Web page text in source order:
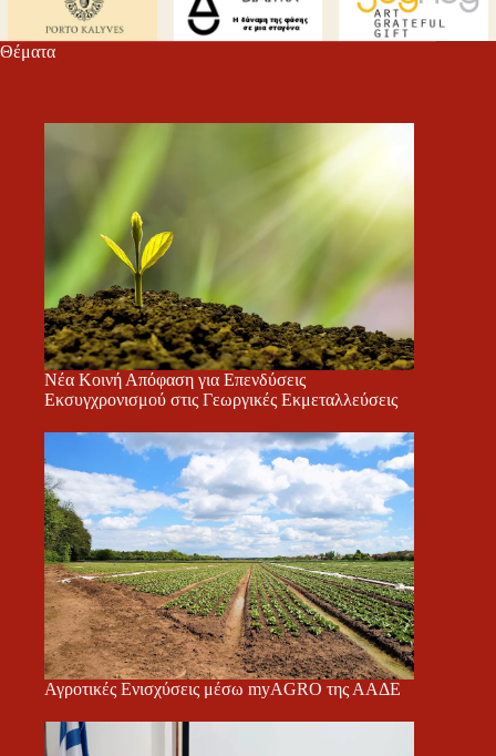
τε
Θέματα
Νέα Κοινή Απόφαση για Επενδύσεις
Εκσυγχρονισμού στις Γεωργικές Εκμεταλλεύσεις
Αγροτικές Ενισχύσεις μέσω myAGRO της ΑΑΔΕ